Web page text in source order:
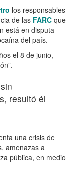
los responsables
de las FARC que
está en disputa
del país.
el 8 de junio,
resultó él
una crisis de
amenazas a
pública, en medio